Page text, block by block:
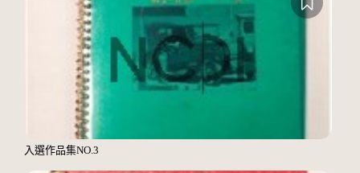
入選作品集NO.3